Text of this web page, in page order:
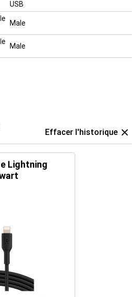
USB
Male
Male
Effacer l'historique
Lightning